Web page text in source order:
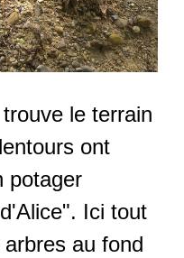
le terrain
ont
potager
Ici tout
au fond